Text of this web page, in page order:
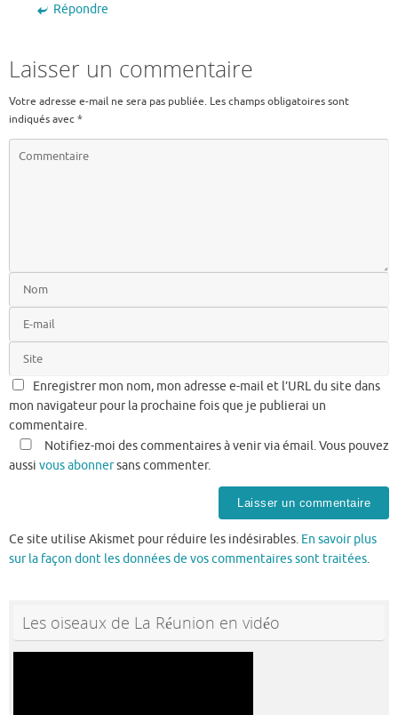
Répondre
Laisser un commentaire
Votre adresse e-mail ne sera pas publiée. Les champs obligatoires sont
indiqués avec*
Enregistrer mon nom, mon adresse e-mail et l’URL du site dans
mon navigateur pour la prochaine fois que je publierai un
commentaire.
Notifiez-moi des commentaires à venir via émail. Vous pouvez
aussi vous abonnersans commenter.
Ce site utilise Akismet pour réduire les indésirables. En savoir plus
sur la façon dont les données de vos commentaires sont traitées.
Les oiseaux de La Réunion en vidéo